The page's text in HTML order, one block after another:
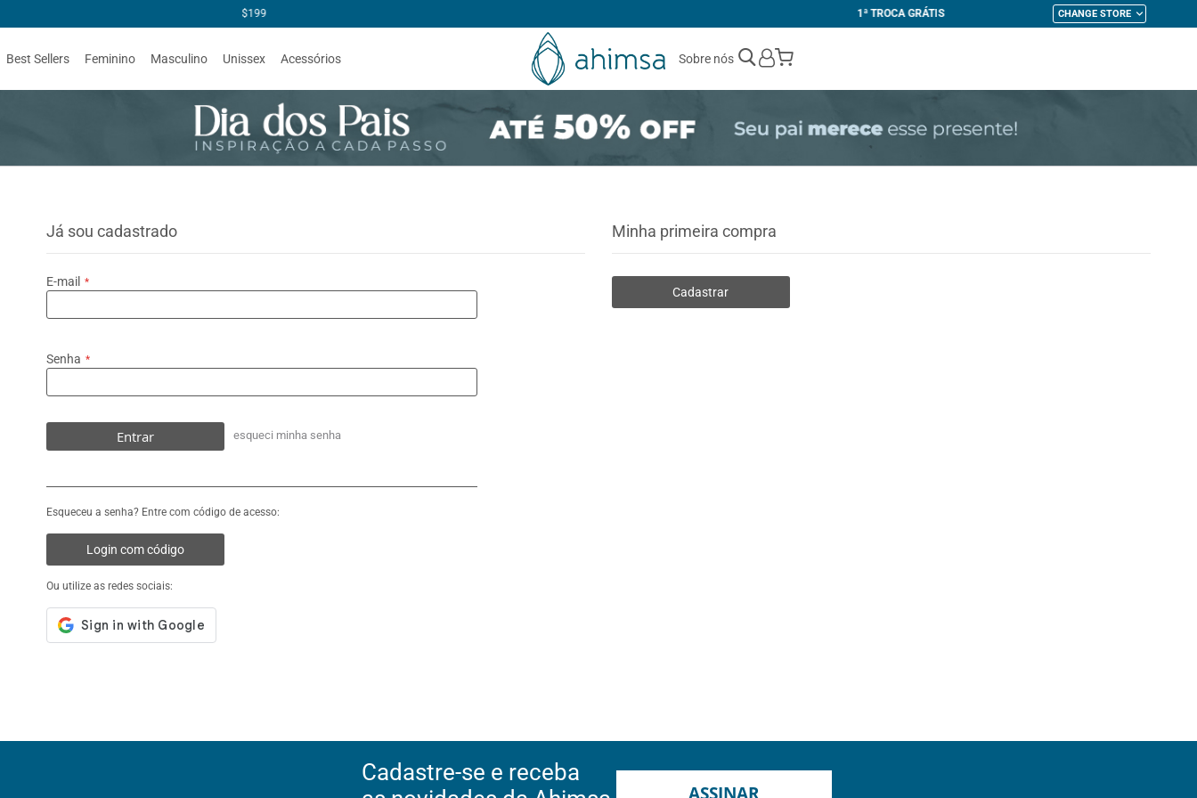
CHANGE STORE
Best Sellers Feminino Masculino Unissex Acessórios Sobre nós
My Cart
Já sou cadastrado
E-mail
Senha
Entrar esqueci minha senha
Esqueceu a senha? Entre com código de acesso:
Login com código
Ou utilize as redes sociais:
Minha primeira compra
Cadastrar
Cadastre-se e receba